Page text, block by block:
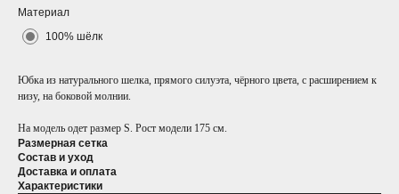
Материал
100% шёлк
Юбка из натурального шелка, прямого силуэта, чёрного цвета, с расширением к
низу, на боковой молнии.
На модель одет размер S. Рост модели 175 см.
Размерная сетка
Состав и уход
Доставка и оплата
Характеристики